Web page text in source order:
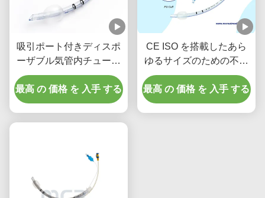
吸引ポート付きディスポ
ーザブル気管内チューブ
- DEHPフリー透明
PVC、5年間品質保証
最高 の 価格 を 入手 する
CE ISO を搭載したあら
ゆるサイズのための不妊
医療内気管
最高 の 価格 を 入手 する